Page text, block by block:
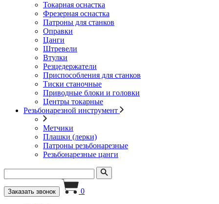
Токарная оснастка
Фрезерная оснастка
Патроны для станков
Оправки
Цанги
Штревели
Втулки
Резцедержатели
Приспособления для станков
Тиски станочные
Приводные блоки и головки
Центры токарные
Резьбонарезной инструмент
Метчики
Плашки (лерки)
Патроны резьбонарезные
Резьбонарезные цанги
Заказать звонок 0